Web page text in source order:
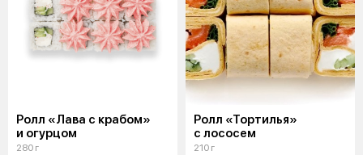
Ролл «Лава с крабом»
и огурцом
280 г
Ролл «Тортилья»
с лососем
210 г